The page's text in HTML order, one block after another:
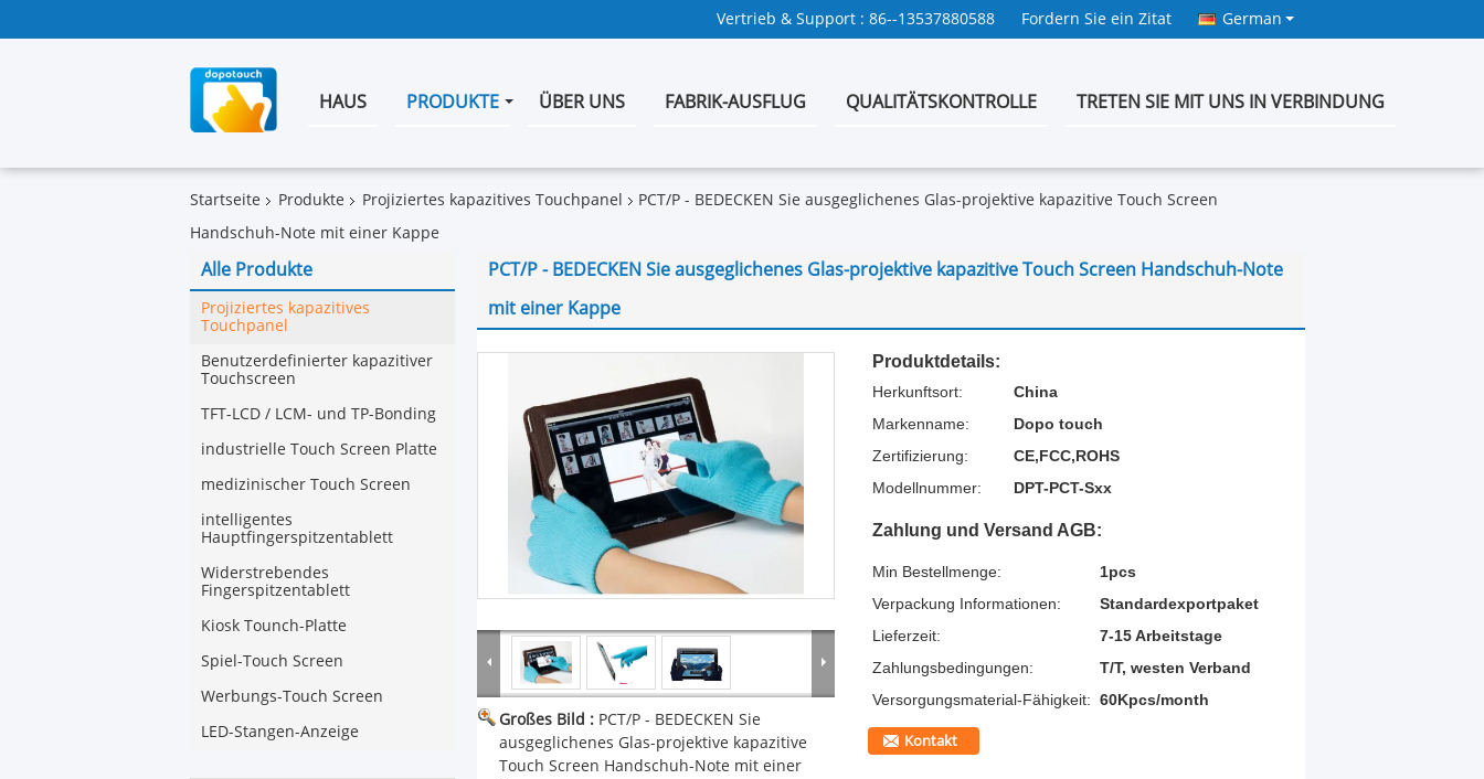
Vertrieb & Support : 86--13537880588 Fordern Sie ein Zitat German
HAUS PRODUKTE ÜBER UNS FABRIK-AUSFLUG QUALITÄTSKONTROLLE TRETEN SIE MIT UNS IN VERBINDUNG
Startseite Produkte Projiziertes kapazitives Touchpanel
PCT/P - BEDECKEN Sie ausgeglichenes Glas-projektive kapazitive Touch Screen
Handschuh-Note mit einer Kappe
Alle Produkte
Projiziertes kapazitives
Touchpanel
Benutzerdefinierter kapazitiver
Touchscreen
TFT-LCD / LCM- und TP-Bonding
industrielle Touch Screen Platte
medizinischer Touch Screen
intelligentes
Hauptfingerspitzentablett
Widerstrebendes
Fingerspitzentablett
Kiosk Tounch-Platte
Spiel-Touch Screen
Werbungs-Touch Screen
LED-Stangen-Anzeige
PCT/P - BEDECKEN Sie ausgeglichenes Glas-projektive kapazitive Touch Screen Handschuh-Note
mit einer Kappe
Großes Bild : PCT/P - BEDECKEN Sie
ausgeglichenes Glas-projektive kapazitive
Touch Screen Handschuh-Note mit einer
Produktdetails:
Herkunftsort:
China
Markenname:
Dopo touch
Zertifizierung:
CE,FCC,ROHS
Modellnummer:
DPT-PCT-Sxx
Zahlung und Versand AGB:
Min Bestellmenge:
1pcs
Verpackung Informationen:
Standardexportpaket
Lieferzeit:
7-15 Arbeitstage
Zahlungsbedingungen:
T/T, westen Verband
Versorgungsmaterial-Fähigkeit: 60Kpcs/month
Kontakt